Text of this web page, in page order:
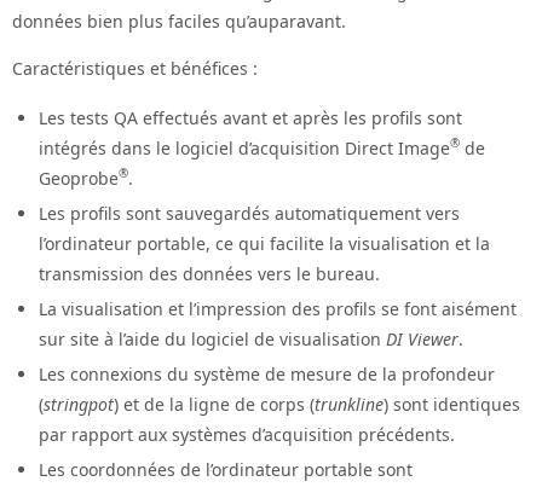
données bien plus faciles qu’auparavant.
Caractéristiques et bénéfices :
Les tests QA effectués avant et après les profils sont
intégrés dans le logiciel d’acquisition Direct Image® de
Geoprobe®.
Les profils sont sauvegardés automatiquement vers
l’ordinateur portable, ce qui facilite la visualisation et la
transmission des données vers le bureau.
La visualisation et l’impression des profils se font aisément
sur site à l’aide du logiciel de visualisationDI Viewer.
Les connexions du système de mesure de la profondeur
(stringpot) et de la ligne de corps (trunkline) sont identiques
par rapport aux systèmes d’acquisition précédents.
Les coordonnées de l’ordinateur portable sont